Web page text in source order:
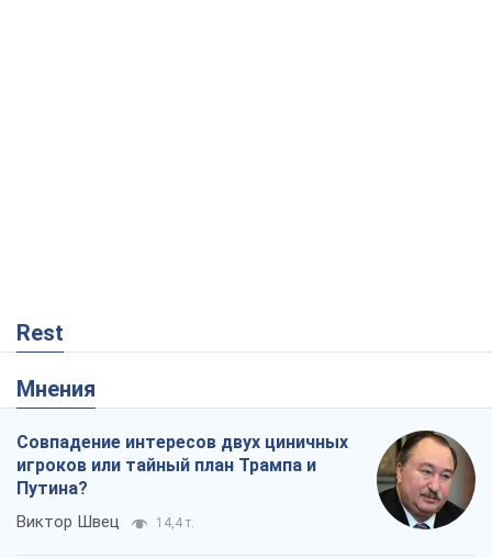
Rest
Мнения
Совпадение интересов двух циничных
игроков или тайный план Трампа и
Путина?
Виктор Швец 14,4 т.